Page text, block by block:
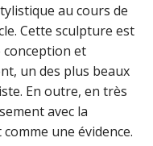
au cours de
Cette sculpture est
conception et
un des plus beaux
En outre, en très
avec la
une évidence.